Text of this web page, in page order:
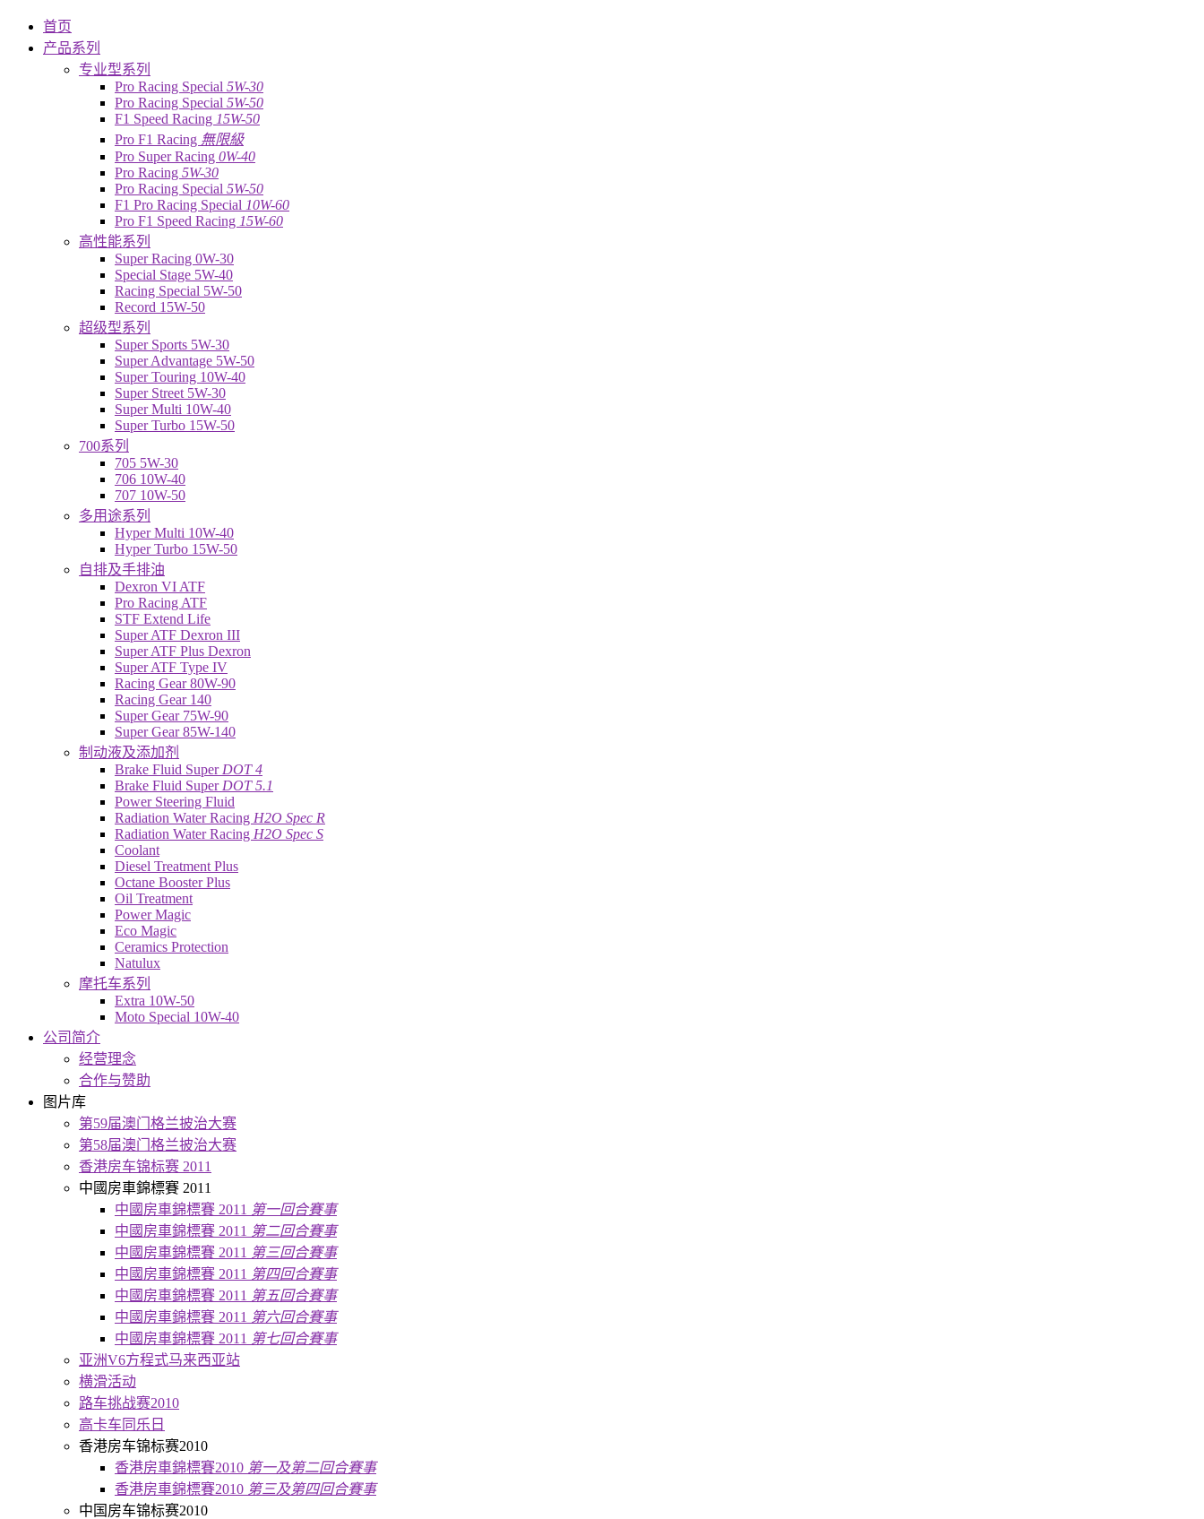
首页
产品系列
专业型系列
Pro Racing Special 5W-30
Pro Racing Special 5W-50
F1 Speed Racing 15W-50
Pro F1 Racing 無限級
Pro Super Racing 0W-40
Pro Racing 5W-30
Pro Racing Special 5W-50
F1 Pro Racing Special 10W-60
Pro F1 Speed Racing 15W-60
高性能系列
Super Racing 0W-30
Special Stage 5W-40
Racing Special 5W-50
Record 15W-50
超级型系列
Super Sports 5W-30
Super Advantage 5W-50
Super Touring 10W-40
Super Street 5W-30
Super Multi 10W-40
Super Turbo 15W-50
700系列
705 5W-30
706 10W-40
707 10W-50
多用途系列
Hyper Multi 10W-40
Hyper Turbo 15W-50
自排及手排油
Dexron VI ATF
Pro Racing ATF
STF Extend Life
Super ATF Dexron III
Super ATF Plus Dexron
Super ATF Type IV
Racing Gear 80W-90
Racing Gear 140
Super Gear 75W-90
Super Gear 85W-140
制动液及添加剂
Brake Fluid Super DOT 4
Brake Fluid Super DOT 5.1
Power Steering Fluid
Radiation Water Racing H2O Spec R
Radiation Water Racing H2O Spec S
Coolant
Diesel Treatment Plus
Octane Booster Plus
Oil Treatment
Power Magic
Eco Magic
Ceramics Protection
Natulux
摩托车系列
Extra 10W-50
Moto Special 10W-40
公司简介
经营理念
合作与赞助
图片库
第59届澳门格兰披治大赛
第58届澳门格兰披治大赛
香港房车锦标赛 2011
中國房車錦標賽 2011
中國房車錦標賽 2011 第一回合賽事
中國房車錦標賽 2011 第二回合賽事
中國房車錦標賽 2011 第三回合賽事
中國房車錦標賽 2011 第四回合賽事
中國房車錦標賽 2011 第五回合賽事
中國房車錦標賽 2011 第六回合賽事
中國房車錦標賽 2011 第七回合賽事
亚洲V6方程式马来西亚站
横滑活动
路车挑战赛2010
高卡车同乐日
香港房车锦标赛2010
香港房車錦標賽2010 第一及第二回合賽事
香港房車錦標賽2010 第三及第四回合賽事
中国房车锦标赛2010